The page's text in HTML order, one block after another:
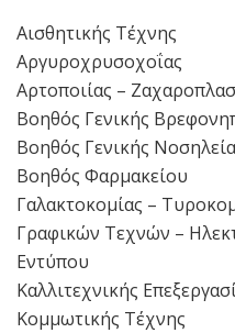
Αισθητικής Τέχνης
Αργυροχρυσοχοΐας
Αρτοποιίας –
Βοηθός Γενικής
Βοηθός Γενικής
Βοηθός Φαρμακείου
Γαλακτοκομίας –
Γραφικών Τεχνών –
Εντύπου
Καλλιτεχνικής
Κομμωτικής Τέχνης